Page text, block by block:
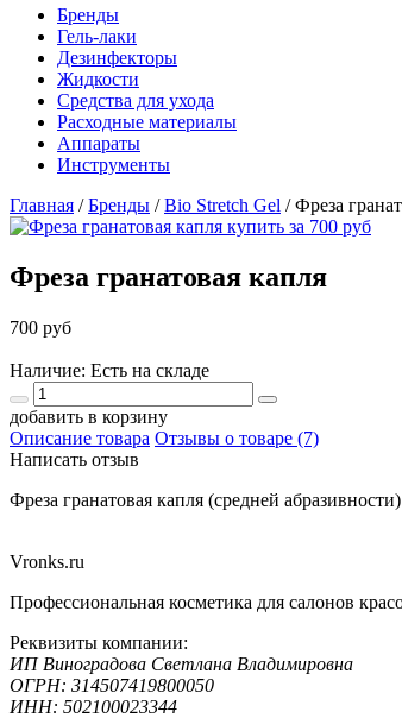
Бренды
Гель-лаки
Дезинфекторы
Жидкости
Средства для ухода
Расходные материалы
Аппараты
Инструменты
Главная /Бренды /Bio Stretch Gel /Фреза
Фреза гранатовая капля
700 руб
Наличие: Есть на складе
добавить в корзину
Описание товара Отзывы о товаре (7)
Написать отзыв
Фреза гранатовая капля (средней
Vronks.ru
Профессиональная косметика для салонов
Реквизиты компании:
ИП Виноградова Светлана Владимировна
ОГРН: 314507419800050
ИНН: 502100023344